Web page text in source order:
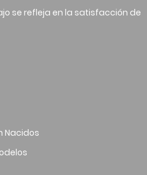
se refleja en la satisfacción de
Nacidos